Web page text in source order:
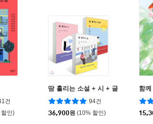
건
인)
땀 흘리는 소설 + 시 + 글
94건
36,900원 (10% 할인)
함